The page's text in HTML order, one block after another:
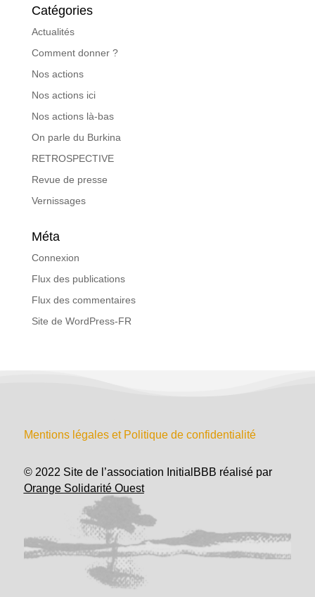
Catégories
Actualités
Comment donner ?
Nos actions
Nos actions ici
Nos actions là-bas
On parle du Burkina
RETROSPECTIVE
Revue de presse
Vernissages
Méta
Connexion
Flux des publications
Flux des commentaires
Site de WordPress-FR
Mentions légales et Politique de confidentialité
© 2022 Site de l’association InitialBBB réalisé par
Orange Solidarité Ouest